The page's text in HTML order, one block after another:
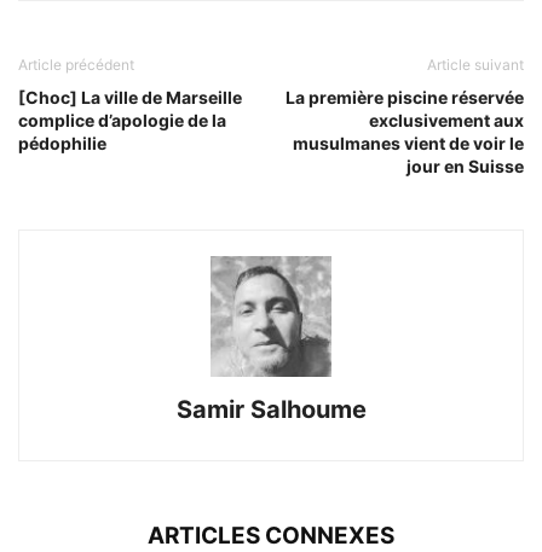
Article précédent
[Choc] La ville de Marseille
complice d’apologie de la
pédophilie
Article suivant
La première piscine réservée
exclusivement aux
musulmanes vient de voir le
jour en Suisse
Samir Salhoume
ARTICLES CONNEXES